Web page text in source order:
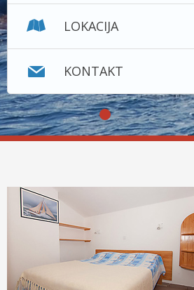
LOKACIJA
KONTAKT